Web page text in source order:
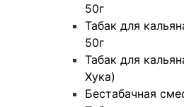
50г
Табак для
50г
Табак для
Хука)
Бестабачная